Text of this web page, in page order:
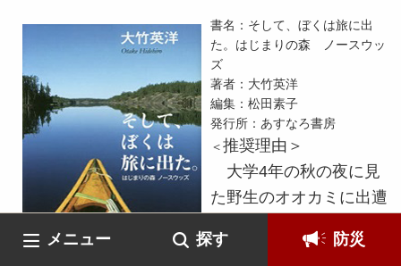
メニュー 探す 防災
書名：そして、ぼくは旅に出
た。はじまりの森 ノースウッ
ズ
著者：大竹英洋
編集：松田素子
発行所：あすなろ書房
＜推奨理由＞
大学4年の秋の夜に見
た野生のオオカミに出遭
秘境「ノース･ウッズ」